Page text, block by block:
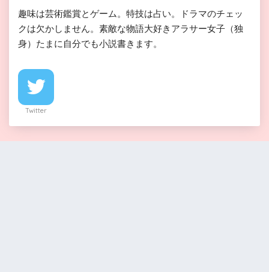
趣味は芸術鑑賞とゲーム。特技は占い。ドラマのチェッ
クは欠かしません。素敵な物語大好きアラサー女子（独
身）たまに自分でも小説書きます。
Twitter